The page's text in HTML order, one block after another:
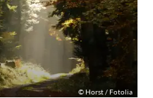
©Horst / Fotolia